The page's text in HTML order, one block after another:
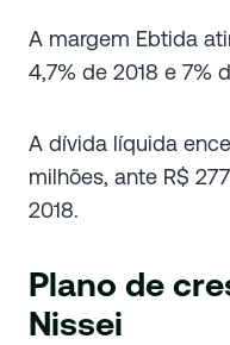
A margem Ebtida
4,7% de 2018 e 7%
A dívida líquida
milhões, ante R$
2018.
Plano de
Nissei